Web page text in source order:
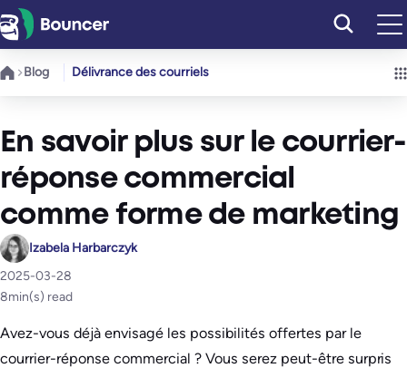
Aller
au
contenu
Blog Délivrance des courriels
En savoir plus sur le courrier-
réponse commercial
comme forme de marketing
Izabela Harbarczyk
2025-03-28
8min(s) read
Avez-vous déjà envisagé les possibilités offertes par le
courrier-réponse commercial ? Vous serez peut-être surpris